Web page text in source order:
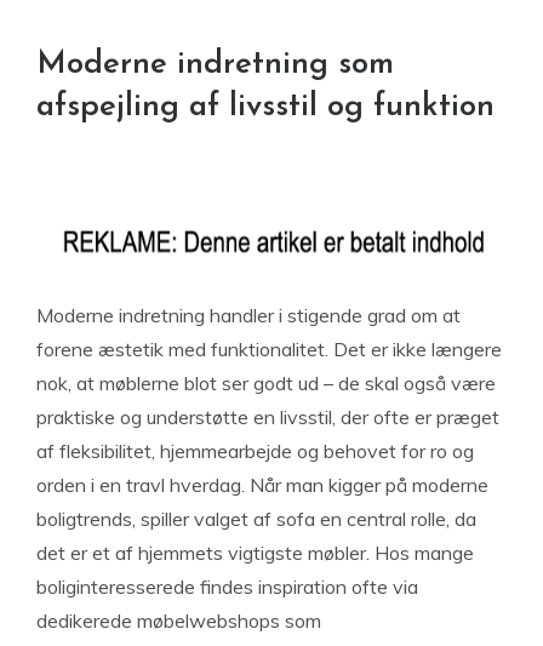
Moderne indretning som
afspejling af livsstil og funktion
Moderne indretning handler i stigende grad om at
forene æstetik med funktionalitet. Det er ikke længere
nok, at møblerne blot ser godt ud – de skal også være
praktiske og understøtte en livsstil, der ofte er præget
af fleksibilitet, hjemmearbejde og behovet for ro og
orden i en travl hverdag. Når man kigger på moderne
boligtrends, spiller valget af sofa en central rolle, da
det er et af hjemmets vigtigste møbler. Hos mange
boliginteresserede findes inspiration ofte via
dedikerede møbelwebshops som